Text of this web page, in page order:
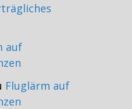
auf
Fluglärm auf